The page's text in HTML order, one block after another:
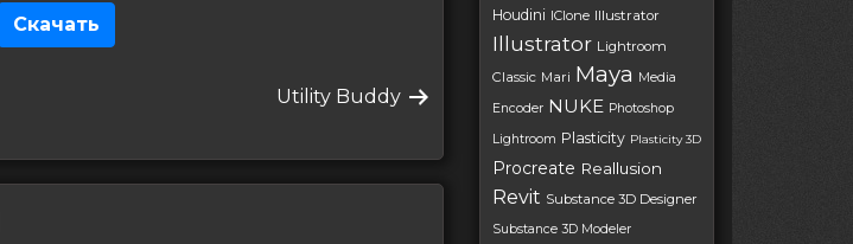
Скачать
Следующая
Utility Buddy
Houdini IClone Illustrator
Illustrator Lightroom
Classic Mari Maya
Media
Encoder NUKE Photoshop
Lightroom Plasticity Plasticity 3D
Procreate Reallusion
Revit Substance 3D Designer
Substance 3D Modeler